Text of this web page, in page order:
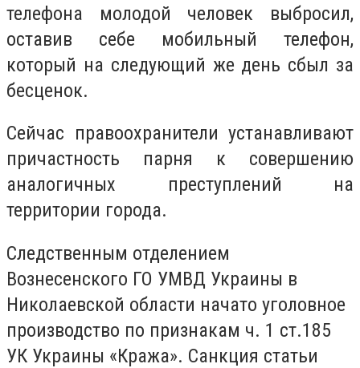
телефона молодой человек выбросил,
оставив себе мобильный телефон,
который на следующий же день сбыл за
бесценок.
Сейчас правоохранители устанавливают
причастность парня к совершению
аналогичных преступлений на
территории города.
Следственным отделением
Вознесенского ГО УМВД Украины в
Николаевской области начато уголовное
производство по признакам ч. 1 ст.185
УК Украины «Кража». Санкция статьи